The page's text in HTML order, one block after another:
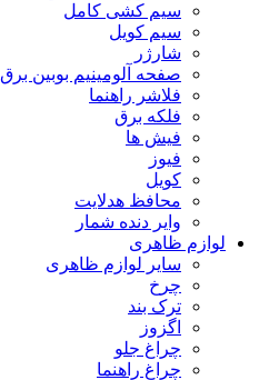
سیم کشی کامل
سیم کویل
شارژر
صفحه آلومینیم بوبین برق
فلاشر راهنما
فلکه برق
فیش ها
فیوز
کویل
محافظ هدلایت
وایر دنده شمار
لوازم ظاهری
سایر لوازم ظاهری
چرخ
ترک بند
اگزوز
چراغ جلو
چراغ راهنما